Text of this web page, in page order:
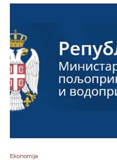
Ekonomija